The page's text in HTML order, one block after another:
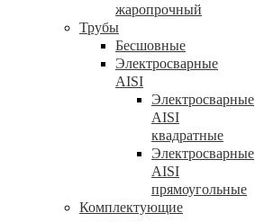
жаропрочный
Трубы
Бесшовные
Электросварные
AISI
Электросварные
AISI
квадратные
Электросварные
AISI
прямоугольные
Комплектующие